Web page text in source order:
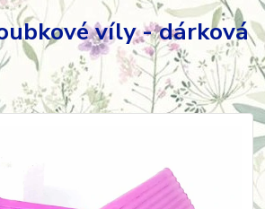
víly - dárková